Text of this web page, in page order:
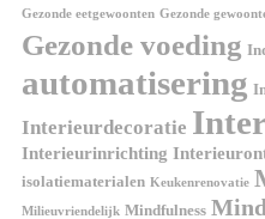
Gezonde eetgewoonten Gezonde
Gezonde voeding
automatisering
Interieurdecoratie
Interieurinrichting
isolatiematerialen Keukenrenovatie
Milieuvriendelijk Mindfulness